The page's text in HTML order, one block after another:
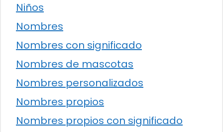
Niños
Nombres
Nombres con significado
Nombres de mascotas
Nombres personalizados
Nombres propios
Nombres propios con significado